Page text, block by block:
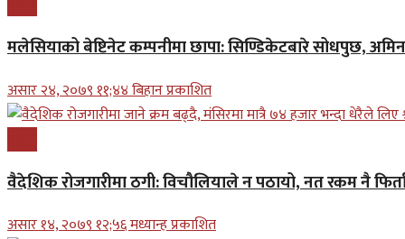
मलेसियाको बेष्टिनेट कम्पनीमा छापा: सिण्डिकेटबारे सोधपुछ,
असार २४, २०७९ ११;४४ बिहान प्रकाशित
वैदेशिक रोजगारीमा ठगी: विचौलियाले न पठायो, नत रकम नै
असार १४, २०७९ १२;५६ मध्यान्ह प्रकाशित